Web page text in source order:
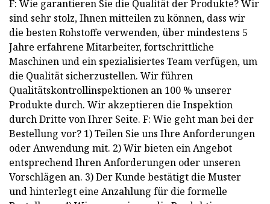
F: Wie garantieren Sie die Qualität der Produkte? Wir
sind sehr stolz, Ihnen mitteilen zu können, dass wir
die besten Rohstoffe verwenden, über mindestens 5
Jahre erfahrene Mitarbeiter, fortschrittliche
Maschinen und ein spezialisiertes Team verfügen, um
die Qualität sicherzustellen. Wir führen
Qualitätskontrollinspektionen an 100 % unserer
Produkte durch. Wir akzeptieren die Inspektion
durch Dritte von Ihrer Seite. F: Wie geht man bei der
Bestellung vor? 1) Teilen Sie uns Ihre Anforderungen
oder Anwendung mit. 2) Wir bieten ein Angebot
entsprechend Ihren Anforderungen oder unseren
Vorschlägen an. 3) Der Kunde bestätigt die Muster
und hinterlegt eine Anzahlung für die formelle